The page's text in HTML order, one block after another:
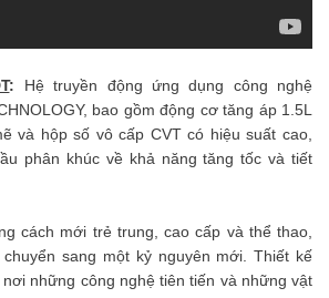
: Hệ truyền động ứng dụng công nghệ
bao gồm động cơ tăng áp 1.5L
và hộp số vô cấp CVT có hiệu suất cao,
phân khúc về khả năng tăng tốc và tiết
cách mới trẻ trung, cao cấp và thể thao,
sang một kỷ nguyên mới. Thiết kế
những công nghệ tiên tiến và những vật